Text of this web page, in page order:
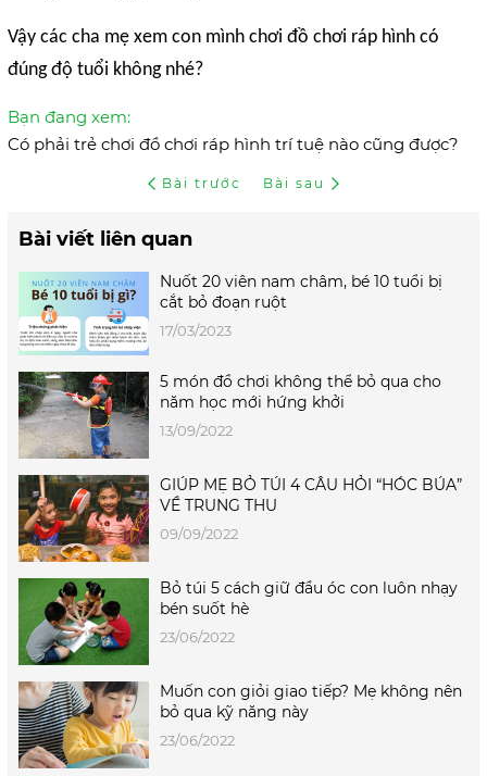
Vậy các cha mẹ xem con mình chơi đồ chơi ráp hình có
đúng độ tuổi không nhé?
Bạn đang xem:
Có phải trẻ chơi đồ chơi ráp hình trí tuệ nào cũng được?
Bài trước Bài sau
Bài viết liên quan
Nuốt 20 viên nam châm, bé 10 tuổi bị
cắt bỏ đoạn ruột
17/03/2023
5 món đồ chơi không thể bỏ qua cho
năm học mới hứng khởi
13/09/2022
GIÚP MẸ BỎ TÚI 4 CÂU HỎI “HÓC BÚA”
VỀ TRUNG THU
09/09/2022
Bỏ túi 5 cách giữ đầu óc con luôn nhạy
bén suốt hè
23/06/2022
Muốn con giỏi giao tiếp? Mẹ không nên
bỏ qua kỹ năng này
23/06/2022